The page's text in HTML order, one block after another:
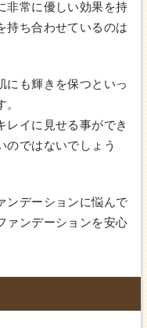
非常に優しい効果を持
持ち合わせているのは
にも輝きを保つといっ
レイに見せる事ができ
のではないでしょう
ンデーションに悩んで
ァンデーションを安心